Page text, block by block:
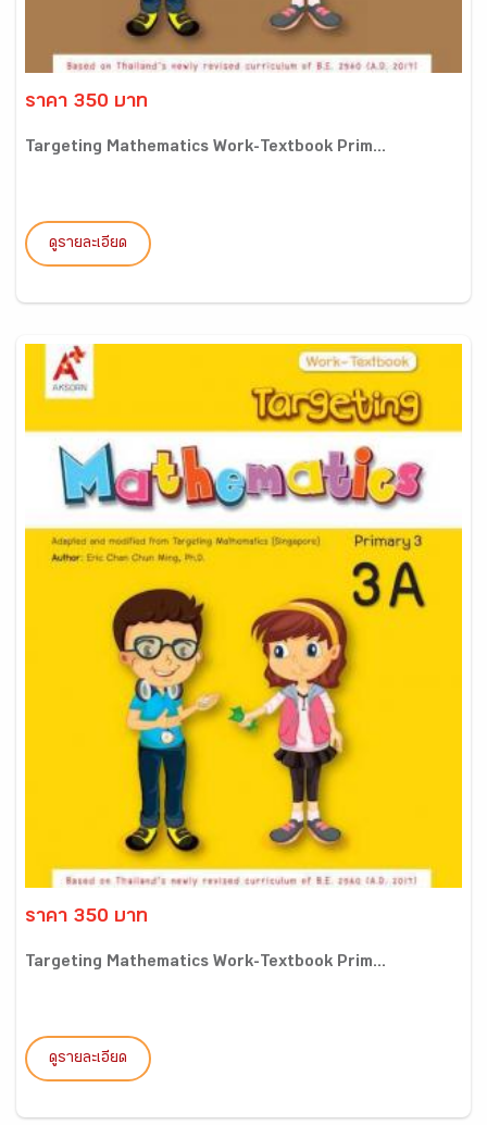
ราคา 350 บาท
Targeting Mathematics Work-Textbook Prim...
ดูรายละเอียด
ราคา 350 บาท
Targeting Mathematics Work-Textbook Prim...
ดูรายละเอียด